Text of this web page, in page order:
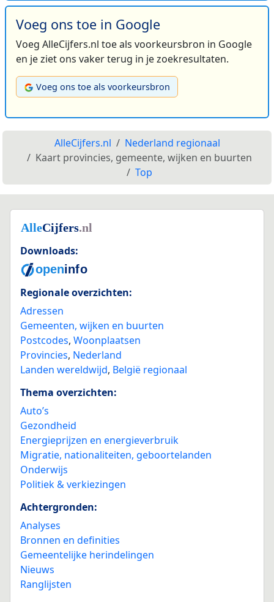
Voeg ons toe in Google
Voeg AlleCijfers.nl toe als voorkeursbron in Google
en je ziet ons vaker terug in je zoekresultaten.
Voeg ons toe als voorkeursbron
AlleCijfers.nl
Nederland regionaal
Kaart provincies, gemeente, wijken en buurten
Top
Downloads:
Regionale overzichten:
Adressen
Gemeenten, wijken en buurten
Postcodes, Woonplaatsen
Provincies, Nederland
Landen wereldwijd, België regionaal
Thema overzichten:
Auto’s
Gezondheid
Energieprijzen en energieverbruik
Migratie, nationaliteiten, geboortelanden
Onderwijs
Politiek & verkiezingen
Achtergronden:
Analyses
Bronnen en definities
Gemeentelijke herindelingen
Nieuws
Ranglijsten